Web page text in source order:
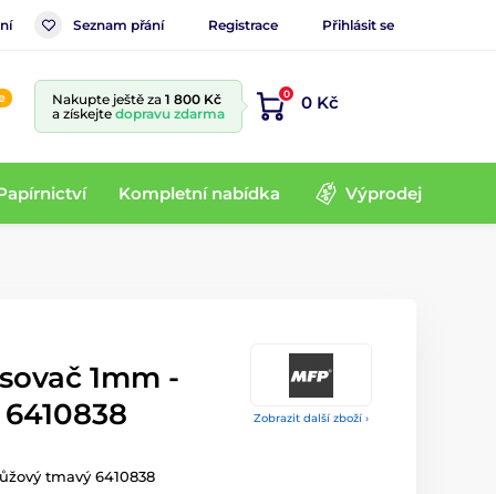
Seznam přání Registrace Přihlásit se
Nakupte ještě za 1 800 Kč
a získejte dopravu zdarma
0 0 Kč
Kompletní nabídka Výprodej
Zobrazit další zboží ›
1mm -
tmavý 6410838